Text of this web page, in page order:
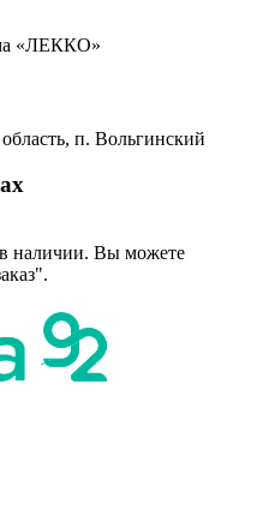
«ЛЕККО»
п. Вольгинский
в наличии. Вы можете